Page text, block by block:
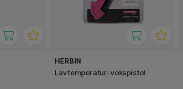
HERBIN
Lavtemperatur-vokspistol